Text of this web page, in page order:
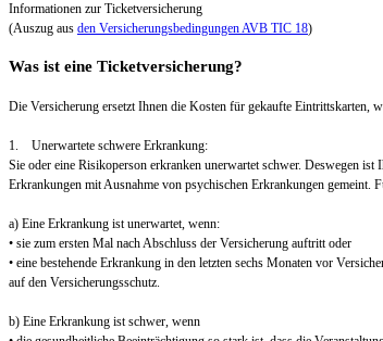
Informationen zur Ticketversicherung
(Auszug aus den Versicherungsbedingungen AVB TIC 18)
Was ist eine Ticketversicherung?
Die Versicherung ersetzt Ihnen die Kosten für gekaufte Eintrittskarten,
1. Unerwartete schwere Erkrankung:
Sie oder eine Risikoperson erkranken unerwartet schwer. Deswegen
Erkrankungen mit Ausnahme von psychischen Erkrankungen gemeint.
a) Eine Erkrankung ist unerwartet, wenn:
• sie zum ersten Mal nach Abschluss der Versicherung auftritt oder
• eine bestehende Erkrankung in den letzten sechs Monaten vor
auf den Versicherungsschutz.
b) Eine Erkrankung ist schwer, wenn